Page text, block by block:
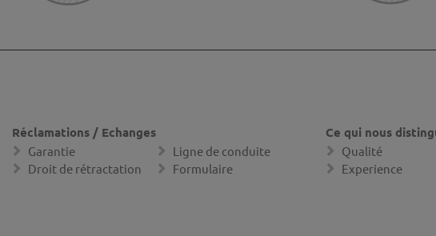
Réclamations / Echanges
Garantie
Droit de rétractation
Ligne de conduite
Formulaire
Ce qui nous
Qualité
Experience